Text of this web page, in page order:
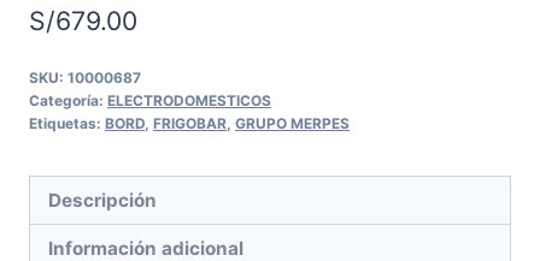
S/679.00
SKU: 10000687
Categoría: ELECTRODOMESTICOS
Etiquetas: BORD FRIGOBAR GRUPO MERPES
Descripción
Información adicional